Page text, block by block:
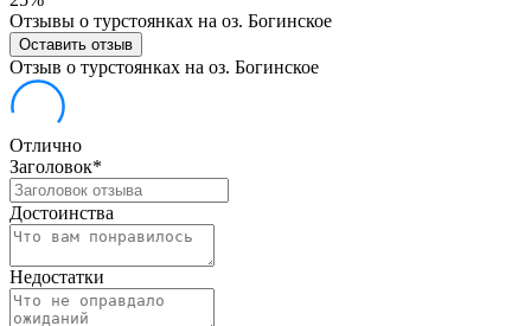
Отзывы о турстоянках на оз. Богинское
Оставить отзыв
Отзыв о турстоянках на оз. Богинское
Отлично
Заголовок*
Достоинства
Недостатки